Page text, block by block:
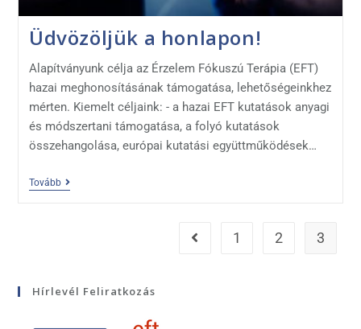
Üdvözöljük a honlapon!
Alapítványunk célja az Érzelem Fókuszú Terápia (EFT)
hazai meghonosításának támogatása, lehetőségeinkhez
mérten. Kiemelt céljaink: - a hazai EFT kutatások anyagi
és módszertani támogatása, a folyó kutatások
összehangolása, európai kutatási együttműködések…
Tovább
1 2 3
Hírlevél Feliratkozás